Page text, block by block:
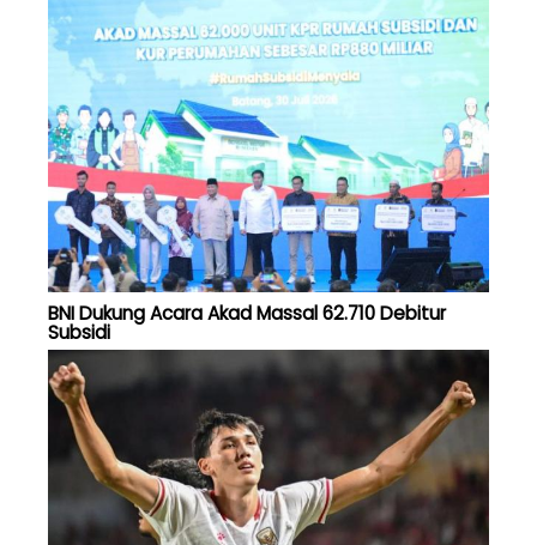
BNI Dukung Acara Akad Massal 62.710 Debitur
Subsidi